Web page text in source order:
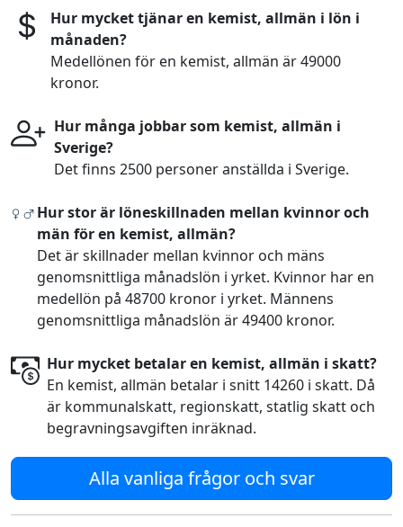
Hur mycket tjänar en kemist, allmän i lön i
månaden?
Medellönen för en kemist, allmän är 49000
kronor.
Hur många jobbar som kemist, allmän i
Sverige?
Det finns 2500 personer anställda i Sverige.
Hur stor är löneskillnaden mellan kvinnor och
män för en kemist, allmän?
Det är skillnader mellan kvinnor och mäns
genomsnittliga månadslön i yrket. Kvinnor har en
medellön på 48700 kronor i yrket. Männens
genomsnittliga månadslön är 49400 kronor.
Hur mycket betalar en kemist, allmän i skatt?
En kemist, allmän betalar i snitt 14260 i skatt. Då
är kommunalskatt, regionskatt, statlig skatt och
begravningsavgiften inräknad.
Alla vanliga frågor och svar